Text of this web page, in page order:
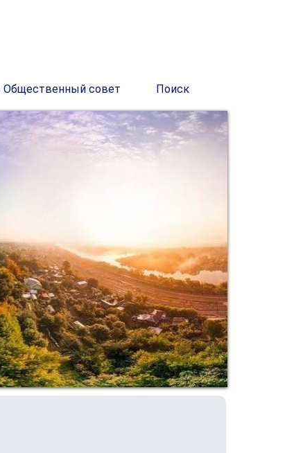
Общественный совет Поиск